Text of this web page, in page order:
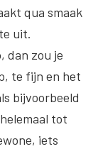
qua smaak
uit.
dan zou je
te fijn en het
bijvoorbeeld
tot
iets